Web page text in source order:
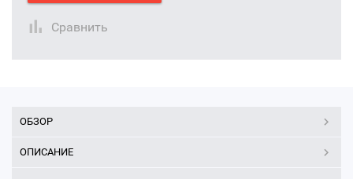
Сравнить
ОБЗОР
ОПИСАНИЕ